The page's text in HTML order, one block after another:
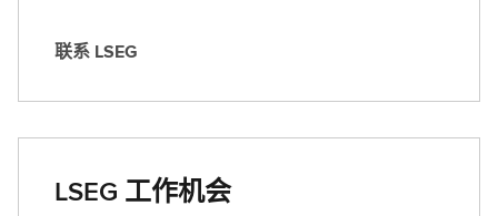
联
S
G
联系 LSEG
LSEG 工作机会